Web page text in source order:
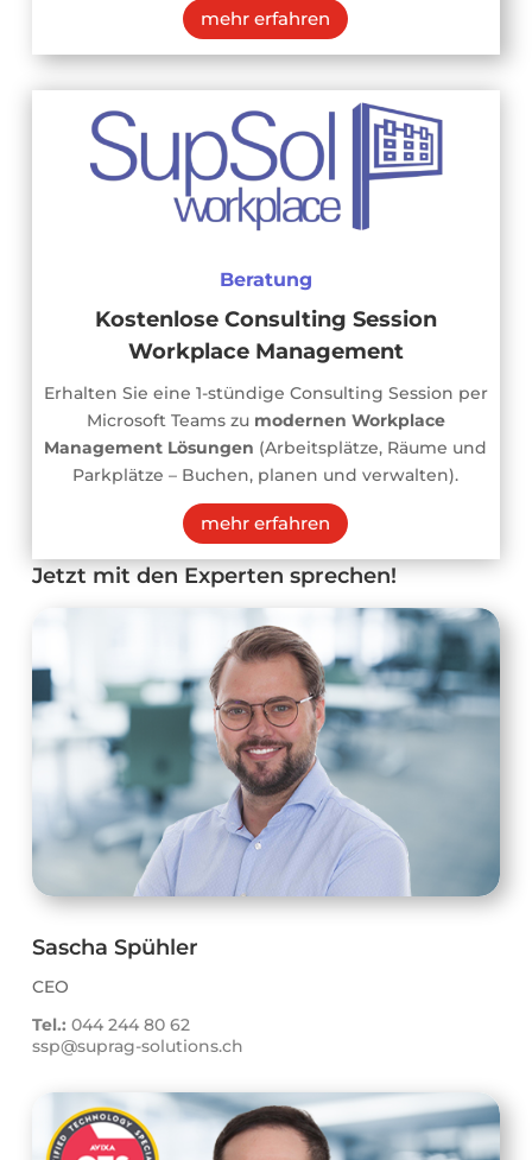
mehr erfahren
Beratung
Kostenlose Consulting Session
Workplace Management
Erhalten Sie eine 1-stündige Consulting Session per
Microsoft Teams zu modernen Workplace
Management Lösungen (Arbeitsplätze, Räume und
Parkplätze – Buchen, planen und verwalten).
mehr erfahren
Jetzt mit den Experten sprechen!
Sascha Spühler
CEO
Tel.: 044 244 80 62
ssp@suprag-solutions.ch